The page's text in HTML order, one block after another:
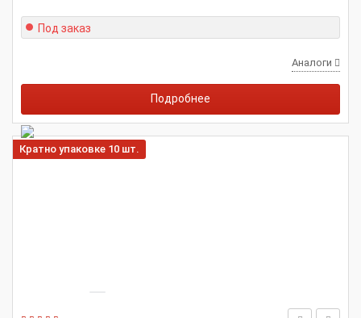
Под заказ
Аналоги
Подробнее
Кратно упаковке 10 шт.